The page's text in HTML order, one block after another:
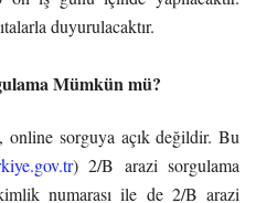
duyurulacaktır.
Mümkün mü?
online sorguya açık değildir. Bu
) 2/B arazi sorgulama
numarası ile de 2/B arazi